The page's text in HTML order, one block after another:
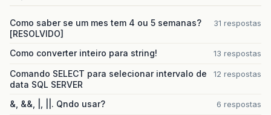
Como saber se um mes tem 4 ou 5 semanas?
[RESOLVIDO]
31 respostas
Como converter inteiro para string! 13 respostas
Comando SELECT para selecionar intervalo de
data SQL SERVER
12 respostas
&, &&, |, ||. Qndo usar? 6 respostas